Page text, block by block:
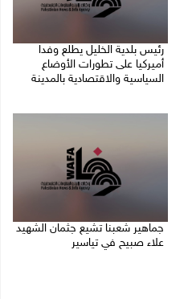
رئيس بلدية الخليل يطلع وفدا
أميركيا على تطورات الأوضاع
السياسية والاقتصادية بالمدينة
جماهير شعبنا تشيع جثمان الشهيد
علاء صبيح في تياسير